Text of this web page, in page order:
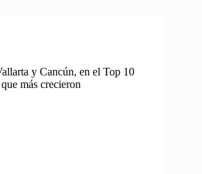
y Cancún, en el Top 10
más crecieron